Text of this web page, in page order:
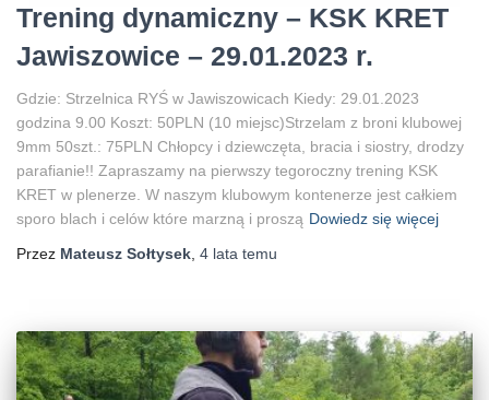
Trening dynamiczny – KSK KRET
Jawiszowice – 29.01.2023 r.
Gdzie: Strzelnica RYŚ w Jawiszowicach Kiedy: 29.01.2023
godzina 9.00 Koszt: 50PLN (10 miejsc)Strzelam z broni klubowej
9mm 50szt.: 75PLN Chłopcy i dziewczęta, bracia i siostry, drodzy
parafianie!! Zapraszamy na pierwszy tegoroczny trening KSK
KRET w plenerze. W naszym klubowym kontenerze jest całkiem
sporo blach i celów które marzną i proszą Dowiedz się więcej
Przez Mateusz Sołtysek 4 lata temu